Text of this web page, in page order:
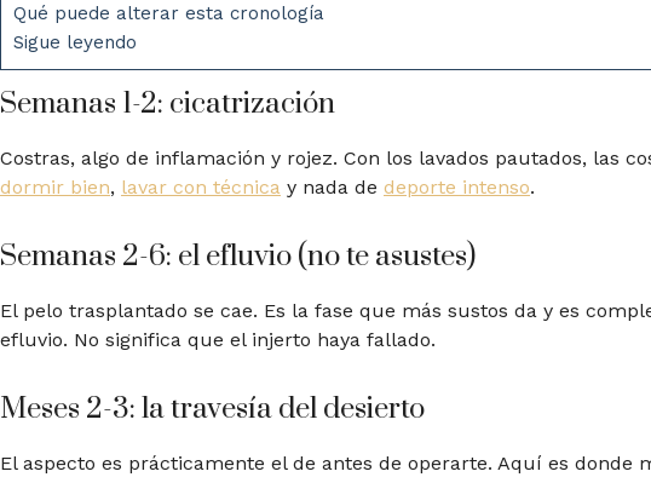
Qué puede alterar esta cronología
Sigue leyendo
Semanas 1-2: cicatrización
Costras, algo de inflamación y rojez. Con los lavados pautados, las
dormir bien, lavar con técnica y nada de deporte intenso.
Semanas 2-6: el efluvio (no te asustes)
El pelo trasplantado se cae. Es la fase que más sustos da y es
efluvio. No significa que el injerto haya fallado.
Meses 2-3: la travesía del desierto
El aspecto es prácticamente el de antes de operarte. Aquí es